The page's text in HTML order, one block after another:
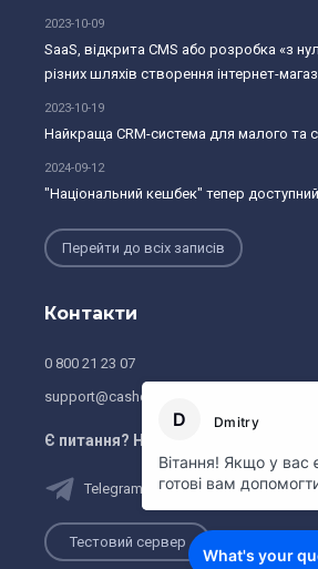
2023-10-09
SaaS, відкрита CMS або розробка «з
різних шляхів створення інтернет-
2023-10-19
Найкраща CRM-система для малого та
2024-09-12
"Національний кешбек" тепер
Перейти до всіх записів
Контакти
0 800 21 23 07
support@cashdesk.ua
Є питання? Напишiть нам:
Telegram Viber
Тестовий сервер